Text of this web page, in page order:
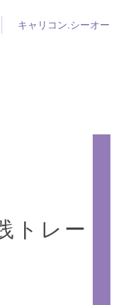
キャリコン.シーオー
トレー